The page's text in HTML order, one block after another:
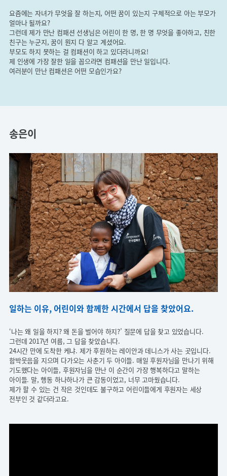
요즘에는 자녀가 무엇을 잘 하는지, 어떤 꿈이 있는지 구체적으로 아는 부모가
얼마나 될까요?
그런데 제가 만난 컴패션 선생님은 어린이 한 명, 한 명 무엇을 좋아하고, 친한
친구는 누군지, 꿈이 뭔지 다 알고 계셨어요.
부모도 하지 못하는 걸 컴패션이 하고 있더라니까요!
제 인생에 가장 잘한 일을 꼽으라면 컴패션을 만난 일입니다.
여러분이 만난 컴패션은 어떤 모습인가요?​
송은이
일하는 이유, 어린이와 함께한 시간에서 답을 찾았어요.
‘나는 왜 일을 하지? 왜 돈을 벌어야 하지?’ 질문에 답을 찾고 있었습니다.
그런데 2017년 여름, 그 답을 찾았습니다.
24시간 만에 도착한 케냐. 제가 후원하는 레이안과 데니스가 사는 곳입니다.
함박웃음을 지으며 다가오는 사춘기 두 아이들. 매일 후원자님을 만나기 위해
기도했다는 아이들, 후원자님을 만난 이 순간이 가장 행복하다고 말하는
아이들. 말, 행동 하나하나가 큰 감동이었고, 너무 고마웠습니다.
제가 할 수 있는 건 작은 것인데도 불구하고 어린이들에게 후원자는 세상
전부인 것 같더라고요.